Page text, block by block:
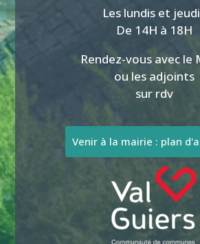
Les lundis et
De 14H à 18H
Rendez-vous avec le
ou les adjoints
sur rdv
Venir à la mairie : plan